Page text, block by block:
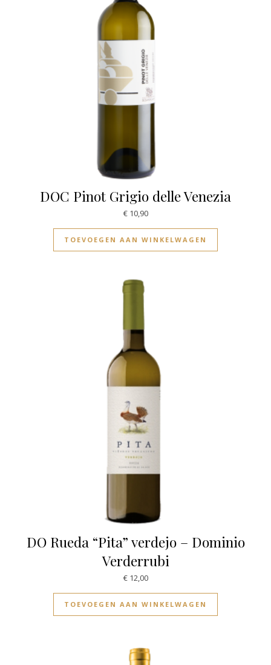
DOC Pinot Grigio delle Venezia
€10,90
TOEVOEGEN AAN WINKELWAGEN
DO Rueda “Pita” verdejo – Dominio
Verderrubi
€12,00
TOEVOEGEN AAN WINKELWAGEN